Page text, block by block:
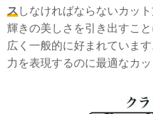
ス しなければならないカッ
輝きの美しさを引き出すこ
広く一般的に好まれていま
力を表現するのに最適なカ